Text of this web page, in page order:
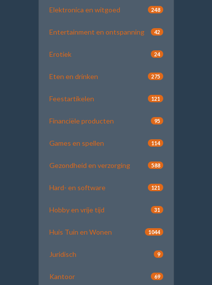
Elektronica en witgoed 248
Entertainment en ontspanning 42
Erotiek 24
Eten en drinken 275
Feestartikelen 121
Financiële producten 95
Games en spellen 114
Gezondheid en verzorging 588
Hard- en software 121
Hobby en vrije tijd 31
Huis Tuin en Wonen 1044
Juridisch 9
Kantoor 69